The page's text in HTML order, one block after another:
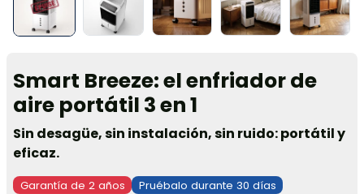
Smart Breeze: el enfriador de
aire portátil 3 en 1
Sin desagüe, sin instalación, sin ruido: portátil y
eficaz.
Garantía de 2 años Pruébalo durante 30 días